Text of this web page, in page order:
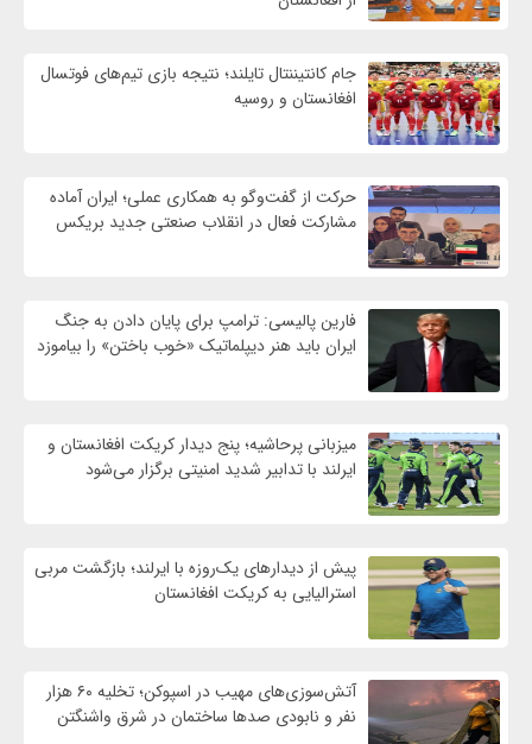
جام کانتیننتال تایلند؛ نتیجه بازی تیم‌های فوتسال
افغانستان و روسیه
حرکت از گفت‌وگو به همکاری عملی؛ ایران آماده
مشارکت فعال در انقلاب صنعتی جدید بریکس
فارین پالیسی: ترامپ برای پایان دادن به جنگ
ایران باید هنر دیپلماتیک «خوب باختن» را بیاموزد
میزبانی پرحاشیه؛ پنج دیدار کریکت افغانستان و
ایرلند با تدابیر شدید امنیتی برگزار می‌شود
پیش از دیدارهای یک‌روزه با ایرلند؛ بازگشت مربی
استرالیایی به کریکت افغانستان
آتش‌سوزی‌های مهیب در اسپوکن؛ تخلیه ۶۰ هزار
نفر و نابودی صدها ساختمان در شرق واشنگتن